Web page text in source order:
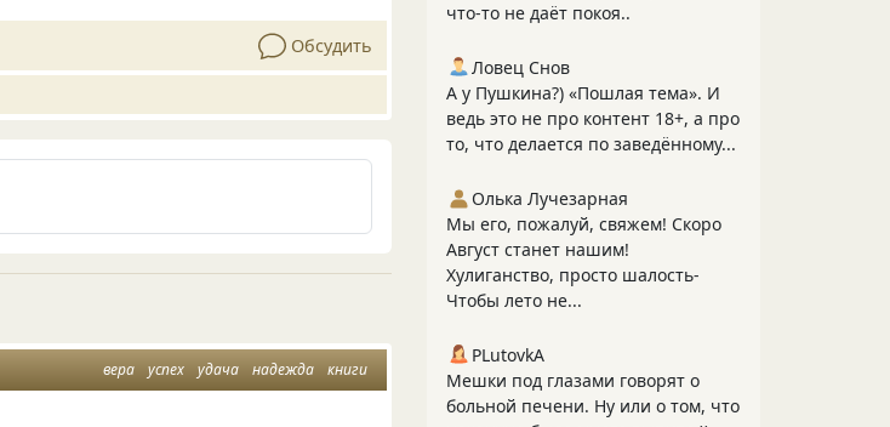
Обсудить
вера успех удача надежда книги
что-то не даёт покоя..
Ловец Снов
А у Пушкина?) «Пошлая тема». И
ведь это не про контент 18+, а про
то, что делается по заведённому...
Олька Лучезарная
Мы его, пожалуй, свяжем! Скоро
Август станет нашим!
Хулиганство, просто шалость-
Чтобы лето не...
PLutоvkА
Мешки под глазами говорят о
больной печени. Ну или о том, что